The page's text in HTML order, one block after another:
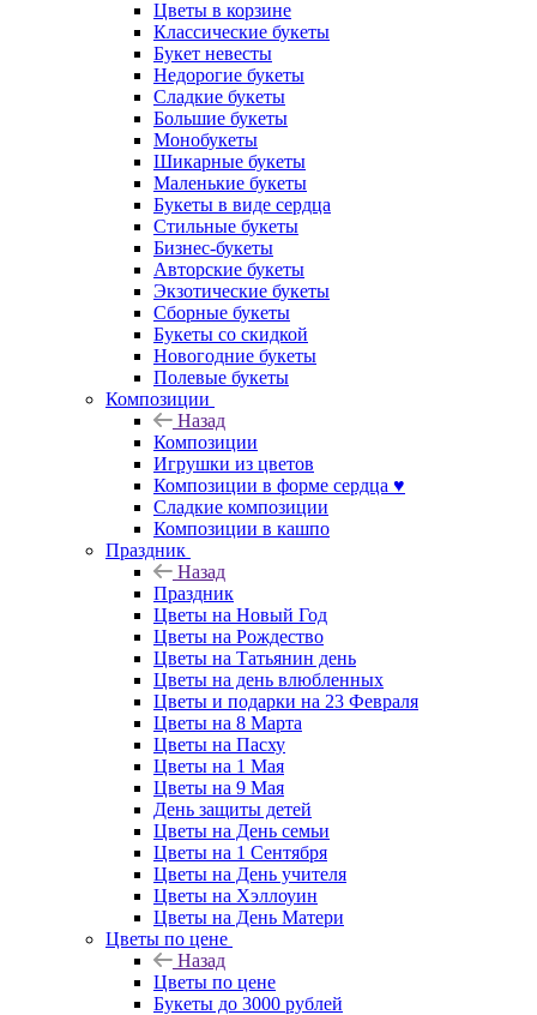
Цветы в корзине
Классические букеты
Букет невесты
Недорогие букеты
Сладкие букеты
Большие букеты
Монобукеты
Шикарные букеты
Маленькие букеты
Букеты в виде сердца
Стильные букеты
Бизнес-букеты
Авторские букеты
Экзотические букеты
Сборные букеты
Букеты со скидкой
Новогодние букеты
Полевые букеты
Композиции
Назад
Композиции
Игрушки из цветов
Композиции в форме сердца ♥
Сладкие композиции
Композиции в кашпо
Праздник
Назад
Праздник
Цветы на Новый Год
Цветы на Рождество
Цветы на Татьянин день
Цветы на день влюбленных
Цветы и подарки на 23 Февраля
Цветы на 8 Марта
Цветы на Пасху
Цветы на 1 Мая
Цветы на 9 Мая
День защиты детей
Цветы на День семьи
Цветы на 1 Сентября
Цветы на День учителя
Цветы на Хэллоуин
Цветы на День Матери
Цветы по цене
Назад
Цветы по цене
Букеты до 3000 рублей